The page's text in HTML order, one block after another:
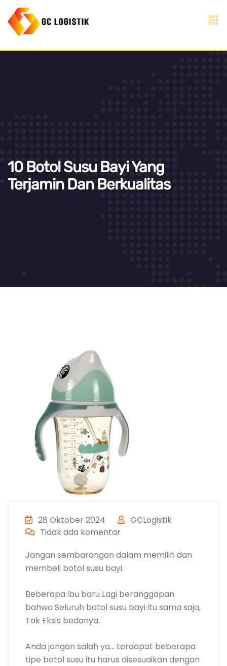
10 Botol Susu Bayi Yang
Terjamin Dan Berkualitas
28 Oktober 2024
GCLogistik
Tidak ada komentar
Jangan sembarangan dalam memilih dan
membeli botol susu bayi.
Beberapa ibu baru Lagi beranggapan
bahwa Seluruh botol susu bayi itu sama saja,
Tak Eksis bedanya.
Anda jangan salah ya… terdapat beberapa
tipe botol susu itu harus disesuaikan dengan